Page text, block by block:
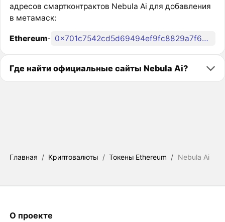
адресов смартконтрактов Nebula Ai для добавления
в метамаск:
Ethereum- 0x701c7542cd5d69494ef9fc8829a7f6093ad8084c
Где найти официальные сайты Nebula Ai?
Главная / Криптовалюты / Токены Ethereum / Nebula Ai
О проекте